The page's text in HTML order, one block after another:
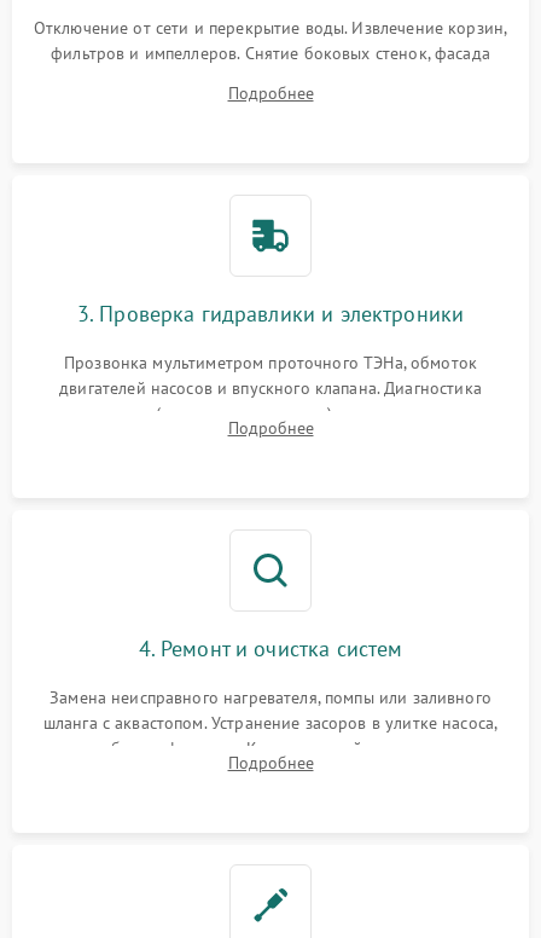
Отключение от сети и перекрытие воды. Извлечение корзин,
фильтров и импеллеров. Снятие боковых стенок, фасада
циркуляционному насосу, ТЭНу и сливной помпе.
Подробнее
3. Проверка гидравлики и электроники
Прозвонка мультиметром проточного ТЭНа, обмоток
двигателей насосов и впускного клапана. Диагностика
прессостата (датчика уровня воды), датчика мутности,
концевика дверцы и электронного модуля управления.
Подробнее
4. Ремонт и очистка систем
Замена неисправного нагревателя, помпы или заливного
шланга с аквастопом. Устранение засоров в улитке насоса,
патрубках и фильтрах. Компонентный ремонт платы
управления, восстановление поврежденной проводки.
Подробнее